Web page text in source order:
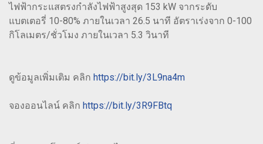
ไฟฟ้ากระแสตรงกำลังไฟฟ้าสูงสุด 153 kW จากระดับ
แบตเตอรี่ 10-80% ภายในเวลา 26.5 นาที อัตราเร่งจาก 0-100
กิโลเมตร/ชั่วโมง ภายในเวลา 5.3 วินาที
ดูข้อมูลเพิ่มเติม คลิก https://bit.ly/3L9na4m
จองออนไลน์ คลิก https://bit.ly/3R9FBtq